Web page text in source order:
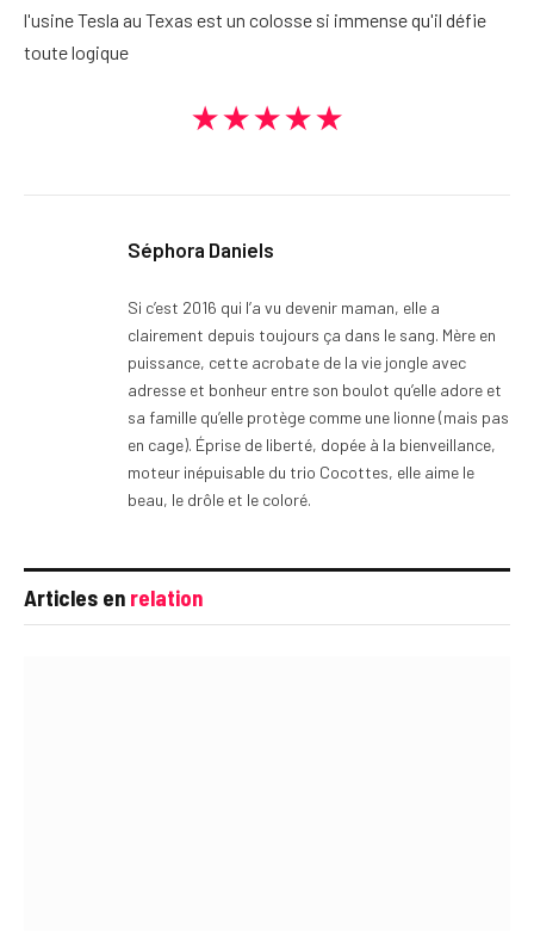
l'usine Tesla au Texas est un colosse si immense qu'il défie
toute logique
★★★★★
Séphora Daniels
Si c’est 2016 qui l’a vu devenir maman, elle a
clairement depuis toujours ça dans le sang. Mère en
puissance, cette acrobate de la vie jongle avec
adresse et bonheur entre son boulot qu’elle adore et
sa famille qu’elle protège comme une lionne (mais pas
en cage). Éprise de liberté, dopée à la bienveillance,
moteur inépuisable du trio Cocottes, elle aime le
beau, le drôle et le coloré.
Articles en relation